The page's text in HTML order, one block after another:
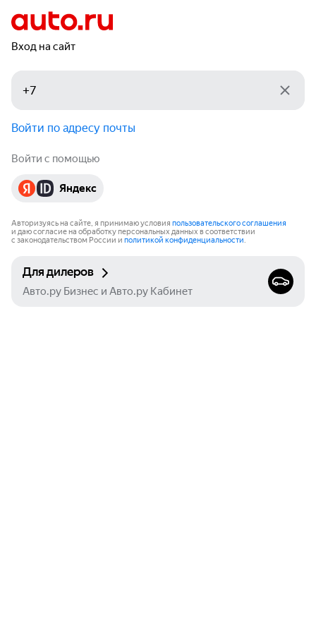
Вход на сайт
Войти по адресу почты
Войти с помощью
Яндекс
Авторизуясь на сайте, я принимаю условия пользовательского соглашения
и даю согласие на обработку персональных данных в соответствии
с законодательством России и политикой конфиденциальности.
Для дилеров
Авто.ру Бизнес и Авто.ру Кабинет